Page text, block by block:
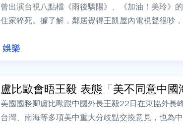
娛樂
曾出演台視八點檔《雨後驕陽》、《加油！美玲》
住家猝死。據了解，鄰居覺得王凱屋內電視聲很吵
盧比歐會晤王毅 表態「美不同意中
美國國務卿盧比歐跟中國外長王毅22日在東協外長
台灣、南海等多項美中重大分歧點交換意見，也為